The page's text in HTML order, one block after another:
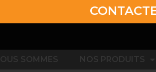
CONTACTEZ-